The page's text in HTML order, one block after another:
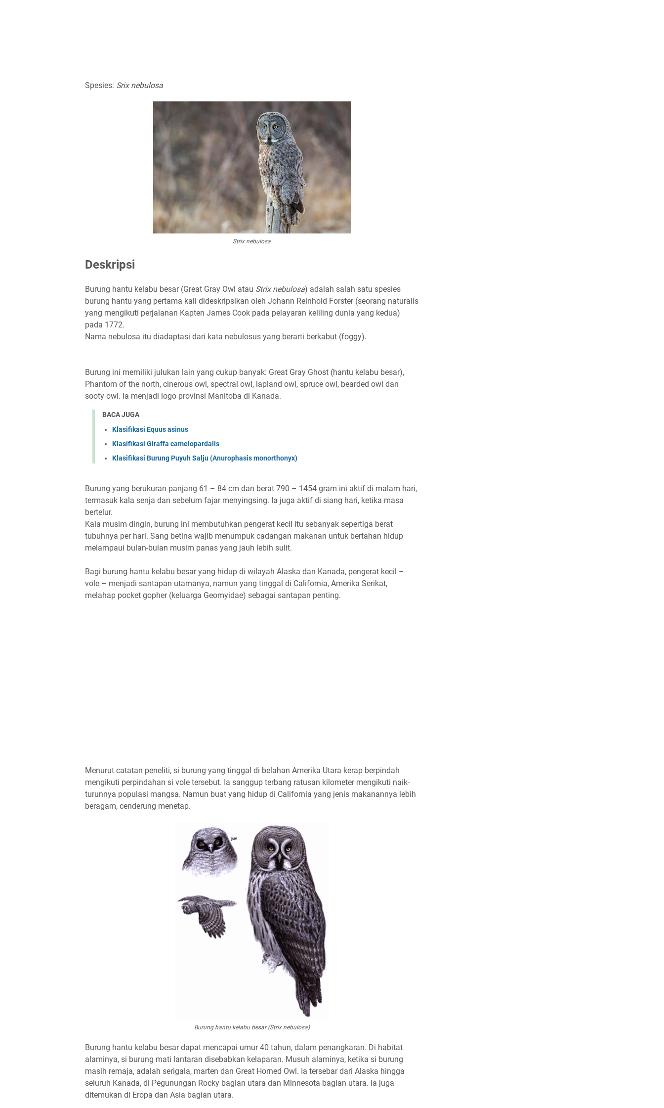
Spesies: Srix nebulosa
Strix nebulosa
Deskripsi
Burung hantu kelabu besar (Great Gray Owl atau Strix nebulosa) adalah salah satu spesies
burung hantu yang pertama kali dideskripsikan oleh Johann Reinhold Forster (seorang naturalis
yang mengikuti perjalanan Kapten James Cook pada pelayaran keliling dunia yang kedua)
pada 1772.
Nama nebulosa itu diadaptasi dari kata nebulosus yang berarti berkabut (foggy).
Burung ini memiliki julukan lain yang cukup banyak: Great Gray Ghost (hantu kelabu besar),
Phantom of the north, cinerous owl, spectral owl, lapland owl, spruce owl, bearded owl dan
sooty owl. Ia menjadi logo provinsi Manitoba di Kanada.
BACA JUGA
Klasifikasi Equus asinus
Klasifikasi Giraffa camelopardalis
Klasifikasi Burung Puyuh Salju (Anurophasis monorthonyx)
Burung yang berukuran panjang 61 – 84 cm dan berat 790 – 1454 gram ini aktif di malam hari,
termasuk kala senja dan sebelum fajar menyingsing. Ia juga aktif di siang hari, ketika masa
bertelur.
Kala musim dingin, burung ini membutuhkan pengerat kecil itu sebanyak sepertiga berat
tubuhnya per hari. Sang betina wajib menumpuk cadangan makanan untuk bertahan hidup
melampaui bulan-bulan musim panas yang jauh lebih sulit.
Bagi burung hantu kelabu besar yang hidup di wilayah Alaska dan Kanada, pengerat kecil –
vole – menjadi santapan utamanya, namun yang tinggal di California, Amerika Serikat,
melahap pocket gopher (keluarga Geomyidae) sebagai santapan penting.
Menurut catatan peneliti, si burung yang tinggal di belahan Amerika Utara kerap berpindah
mengikuti perpindahan si vole tersebut. Ia sanggup terbang ratusan kilometer mengikuti naik-
turunnya populasi mangsa. Namun buat yang hidup di California yang jenis makanannya lebih
beragam, cenderung menetap.
Burung hantu kelabu besar (Strix nebulosa)
Burung hantu kelabu besar dapat mencapai umur 40 tahun, dalam penangkaran. Di habitat
alaminya, si burung mati lantaran disebabkan kelaparan. Musuh alaminya, ketika si burung
masih remaja, adalah serigala, marten dan Great Horned Owl. Ia tersebar dari Alaska hingga
seluruh Kanada, di Pegunungan Rocky bagian utara dan Minnesota bagian utara. Ia juga
ditemukan di Eropa dan Asia bagian utara.